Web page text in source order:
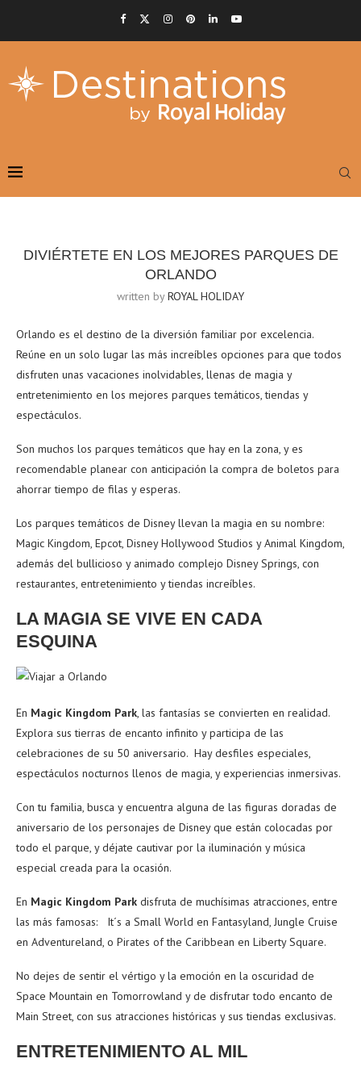
DIVIÉRTETE EN LOS MEJORES PARQUES DE
ORLANDO
written byROYAL HOLIDAY
Orlando es el destino de la diversión familiar por excelencia.
Reúne en un solo lugar las más increíbles opciones para que todos
disfruten unas vacaciones inolvidables, llenas de magia y
entretenimiento en los mejores parques temáticos, tiendas y
espectáculos.
Son muchos los parques temáticos que hay en la zona, y es
recomendable planear con anticipación la compra de boletos para
ahorrar tiempo de filas y esperas.
Los parques temáticos de Disney llevan la magia en su nombre:
Magic Kingdom, Epcot, Disney Hollywood Studios y Animal Kingdom,
además del bullicioso y animado complejo Disney Springs, con
restaurantes, entretenimiento y tiendas increíbles.
LA MAGIA SE VIVE EN CADA
ESQUINA
En Magic Kingdom Park, las fantasías se convierten en realidad.
Explora sus tierras de encanto infinito y participa de las
celebraciones de su 50 aniversario. Hay desfiles especiales,
espectáculos nocturnos llenos de magia, y experiencias inmersivas.
Con tu familia, busca y encuentra alguna de las figuras doradas de
aniversario de los personajes de Disney que están colocadas por
todo el parque, y déjate cautivar por la iluminación y música
especial creada para la ocasión.
En Magic Kingdom Park disfruta de muchísimas atracciones, entre
las más famosas: It´s a Small World en Fantasyland, Jungle Cruise
en Adventureland, o Pirates of the Caribbean en Liberty Square.
No dejes de sentir el vértigo y la emoción en la oscuridad de
Space Mountain en Tomorrowland y de disfrutar todo encanto de
Main Street, con sus atracciones históricas y sus tiendas exclusivas.
ENTRETENIMIENTO AL MIL